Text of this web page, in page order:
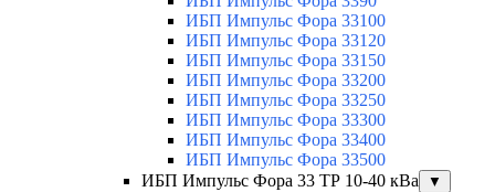
ИБП Импульс Фора 33100
ИБП Импульс Фора 33120
ИБП Импульс Фора 33150
ИБП Импульс Фора 33200
ИБП Импульс Фора 33250
ИБП Импульс Фора 33300
ИБП Импульс Фора 33400
ИБП Импульс Фора 33500
ИБП Импульс Фора 33 ТР 10-40 кВа
▼